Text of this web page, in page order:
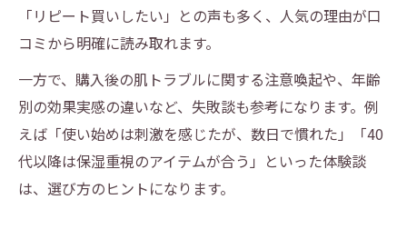
アンチエイジング重視の韓国コスメ活用法
韓国コスメで始めるアンチエイジングの基
礎知識
おすすめアンチエイジング韓国コスメの選
び方
韓国コスメ人気スキンケアで叶える年齢肌
ケア
「リピート買いしたい」との声も多く、人気の理由が口
コミから明確に読み取れます。
一方で、購入後の肌トラブルに関する注意喚起や、年齢
別の効果実感の違いなど、失敗談も参考になります。例
えば「使い始めは刺激を感じたが、数日で慣れた」「40
代以降は保湿重視のアイテムが合う」といった体験談
は、選び方のヒントになります。